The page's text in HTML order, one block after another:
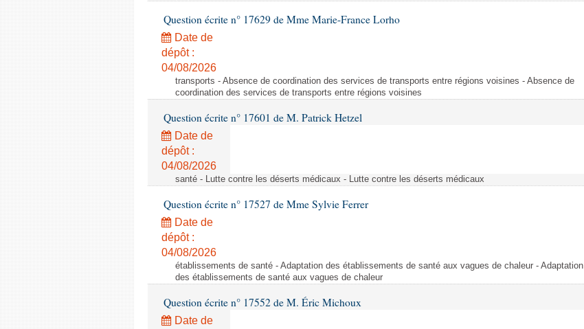
Question écrite n° 17629 de Mme Marie-France Lorho
Date de
dépôt :
04/08/2026
transports - Absence de coordination des services de transports entre régions voisines - Absence de
coordination des services de transports entre régions voisines
Question écrite n° 17601 de M. Patrick Hetzel
Date de
dépôt :
04/08/2026
santé - Lutte contre les déserts médicaux - Lutte contre les déserts médicaux
Question écrite n° 17527 de Mme Sylvie Ferrer
Date de
dépôt :
04/08/2026
établissements de santé - Adaptation des établissements de santé aux vagues de chaleur - Adaptation
des établissements de santé aux vagues de chaleur
Question écrite n° 17552 de M. Éric Michoux
Date de